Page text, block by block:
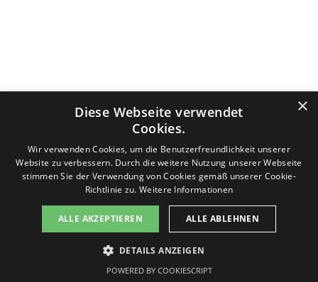
v-f-d.com ist ein Angebot von
Zurück zum Seiteninhalt
×
Diese Webseite verwendet
Cookies.
Wir verwenden Cookies, um die Benutzerfreundlichkeit unserer
Website zu verbessern. Durch die weitere Nutzung unserer Webseite
stimmen Sie der Verwendung von Cookies gemäß unserer Cookie-
Richtlinie zu.Weitere Informationen
ALLE AKZEPTIEREN ALLE ABLEHNEN
DETAILS ANZEIGEN
POWERED BY COOKIESCRIPT
Es werden keine persönlichen Daten gespeichert, sondern nur technische, die für die Website benötigt werden.
Sollten Sie damit nicht einverstanden sein, drücken Sie bitte nicht den Button "Einverstanden". Sie können die
zur Verfügung:
Google Browser-Add-on Informationen zum Datenschutz Einverstanden